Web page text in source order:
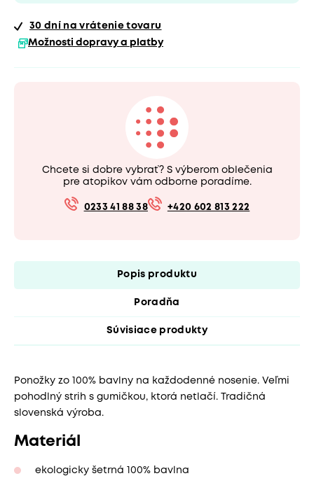
30 dní na vrátenie tovaru
Možnosti dopravy a platby
Chcete si dobre vybrať? S výberom oblečenia
pre atopikov vám odborne poradíme.
0233 41 88 38 +420 602 813 222
Popis produktu
Poradňa
Súvisiace produkty
Ponožky zo 100% bavlny na každodenné nosenie. Veľmi
pohodlný strih s gumičkou, ktorá netlačí. Tradičná
slovenská výroba.
Materiál
ekologicky šetrná 100% bavlna